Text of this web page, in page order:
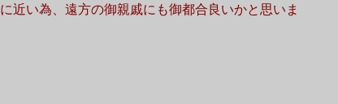
い為、遠方の御親戚にも御都合良いかと思いま